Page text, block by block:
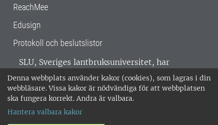
Denna webbplats använder kakor (cookies), som lagras i din
webbläsare. Vissa kakor är nödvändiga för att webbplatsen
ska fungera korrekt. Andra är valbara.
Hantera valbara kakor
ReachMee
Edusign
Protokoll och beslutslistor
SLU, Sveriges lantbruksuniversitet, har
verksamhet över hela Sverige. Huvudorter är
Alnarp, Uppsala och Umeå.SLU är
miljöcertifierat enligt ISO 14001. •
018-67 10 00 • Org nr: 202100-2817 •